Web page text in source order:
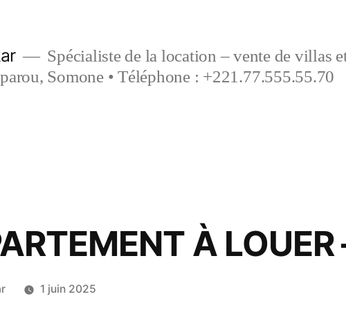
Spécialiste de la location – vente de villas
Somone • Téléphone : +221.77.555.55.70
À LOUER
1 juin 2025